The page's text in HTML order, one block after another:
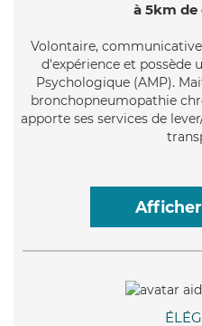
à 5km de
Volontaire, communicative
d'expérience et possède
Psychologique (AMP).
bronchopneumopathie
apporte ses services de